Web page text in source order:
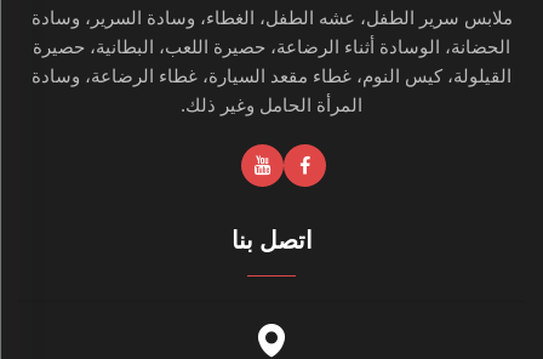
ملابس سرير الطفل، عشه الطفل، الغطاء، وسادة السرير، وسادة
الحضانة، الوسادة أثناء الرضاعة، حصيرة اللعب، البطانية، حصيرة
القيلولة، كيس النوم، غطاء مقعد السيارة، غطاء الرضاعة، وسادة
المرأة الحامل وغير ذلك.
اتصل بنا